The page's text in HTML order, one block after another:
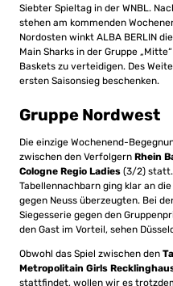
Siebter Spieltag in der WNBL.
stehen am kommenden
Nordosten winkt ALBA BERLIN
Main Sharks in der Gruppe
Baskets zu verteidigen. Des
ersten Saisonsieg beschenken.
Gruppe Nordwest
Die einzige Wochenend-
zwischen den Verfolgern Rhein
Cologne Regio Ladies (3/2) statt.
Tabellennachbarn ging klar an
gegen Neuss überzeugten. Bei
Siegesserie gegen den
den Gast im Vorteil, sehen
Obwohl das Spiel zwischen den
Metropolitain Girls
stattfindet, wollen wir es